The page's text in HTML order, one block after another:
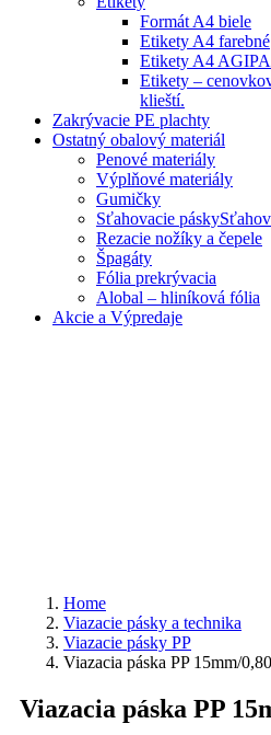
Formát A4 biele
Etikety A4 farebné
Etikety A4
Etikety –
klieští.
Zakrývacie PE plachty
Ostatný obalový materiál
Penové materiály
Výplňové materiály
Gumičky
Sťahovacie pásky
Rezacie nožíky a čepele
Špagáty
Fólia prekrývacia
Alobal – hliníková fólia
Akcie a Výpredaje
Home
Viazacie pásky a technika
Viazacie pásky PP
Viazacia páska PP 15mm/
Viazacia páska PP